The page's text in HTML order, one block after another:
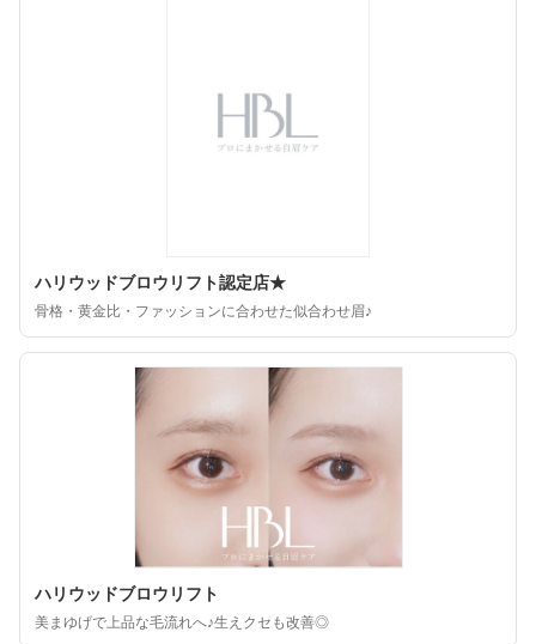
ハリウッドブロウリフト認定店★
骨格・黄金比・ファッションに合わせた似合わせ眉♪
ハリウッドブロウリフト
美まゆげで上品な毛流れへ♪生えクセも改善◎